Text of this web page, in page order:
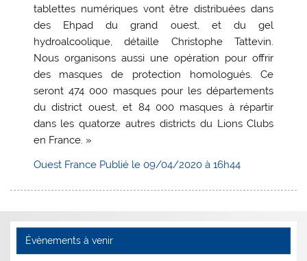
tablettes numériques vont être distribuées dans
des Ehpad du grand ouest, et du gel
hydroalcoolique, détaille Christophe Tattevin.
Nous organisons aussi une opération pour offrir
des masques de protection homologués. Ce
seront 474 000 masques pour les départements
du district ouest, et 84 000 masques à répartir
dans les quatorze autres districts du Lions Clubs
en France. »
Ouest France Publié le 09/04/2020 à 16h44
Évènements à venir